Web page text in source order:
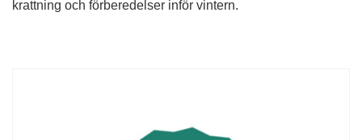
krattning och förberedelser inför vintern.